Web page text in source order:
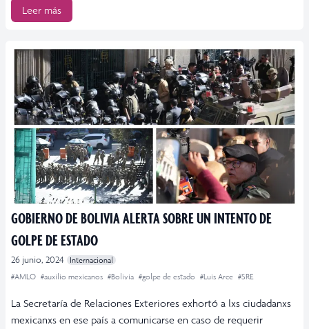
Leer más
GOBIERNO DE BOLIVIA ALERTA SOBRE UN INTENTO DE
GOLPE DE ESTADO
26 junio, 2024
Internacional
#AMLO #auxilio mexicanos #Bolivia #golpe de estado #Luis Arce #SRE
La Secretaría de Relaciones Exteriores exhortó a lxs ciudadanxs
mexicanxs en ese país a comunicarse en caso de requerir